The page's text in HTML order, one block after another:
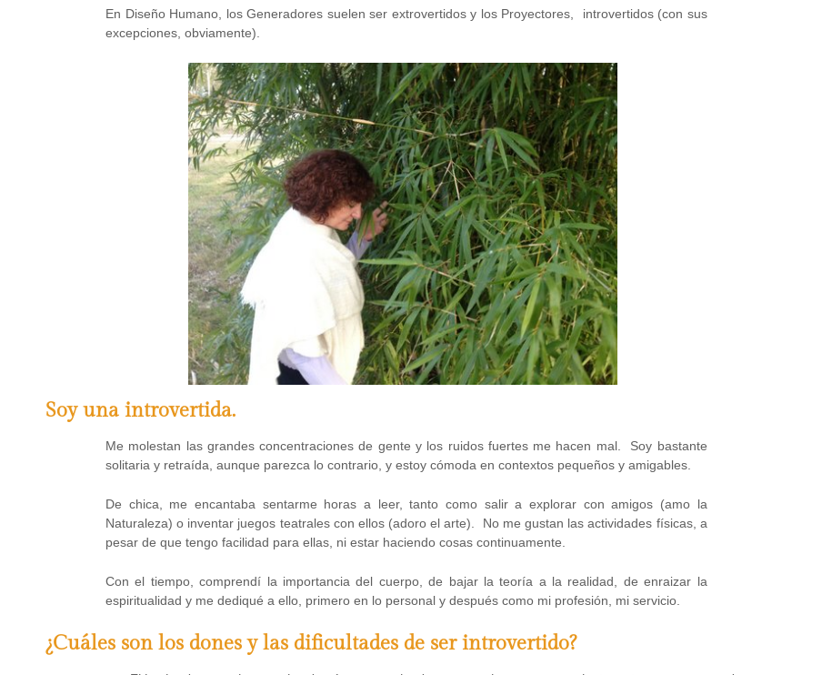
En Diseño Humano, los Generadores suelen ser extrovertidos y los Proyectores, introvertidos (con sus
excepciones, obviamente).
Soy una introvertida.
Me molestan las grandes concentraciones de gente y los ruidos fuertes me hacen mal. Soy bastante
solitaria y retraída, aunque parezca lo contrario, y estoy cómoda en contextos pequeños y amigables.
De chica, me encantaba sentarme horas a leer, tanto como salir a explorar con amigos (amo la
Naturaleza) o inventar juegos teatrales con ellos (adoro el arte). No me gustan las actividades físicas, a
pesar de que tengo facilidad para ellas, ni estar haciendo cosas continuamente.
Con el tiempo, comprendí la importancia del cuerpo, de bajar la teoría a la realidad, de enraizar la
espiritualidad y me dediqué a ello, primero en lo personal y después como mi profesión, mi servicio.
¿Cuáles son los dones y las dificultades de ser introvertido?